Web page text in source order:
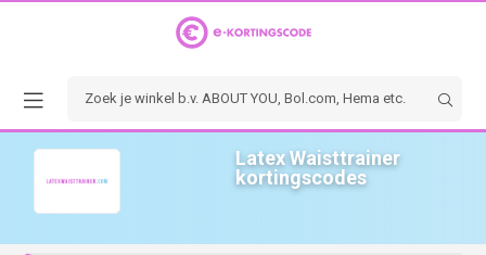
Latex Waisttrainer
kortingscodes